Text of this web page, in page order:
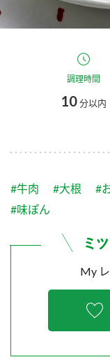
つゆ
スープ
ふりかけ
炊き込みご
くらしプラ酢
お酢ドリンク
つゆ
鍋なび
納豆のサイト
三ツ判山吹
スペシャルサイト
お酢を知ろう！
すしラボ
国内事業概要
企業理
ミツ
ミツカンを知る
環境
お客様の声をいか
販売終了製品のご
よくあるご質問
調理時間
10分以内
#牛肉 #大根 #
#味ぽん
My